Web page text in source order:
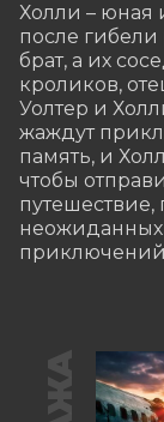
Холли – юная
после
брат, а их
кроликов,
Уолтер и
жаждут
память, и
чтобы
путешествие,
неожиданных